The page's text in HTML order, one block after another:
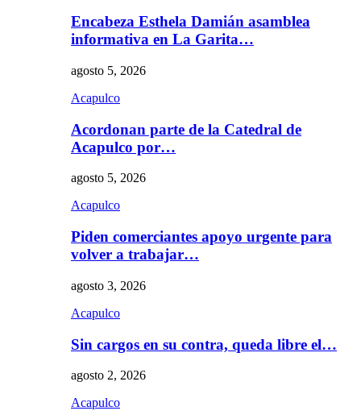
Encabeza Esthela Damián asamblea
informativa en La Garita…
agosto 5, 2026
Acapulco
Acordonan parte de la Catedral de
Acapulco por…
agosto 5, 2026
Acapulco
Piden comerciantes apoyo urgente para
volver a trabajar…
agosto 3, 2026
Acapulco
Sin cargos en su contra, queda libre el…
agosto 2, 2026
Acapulco